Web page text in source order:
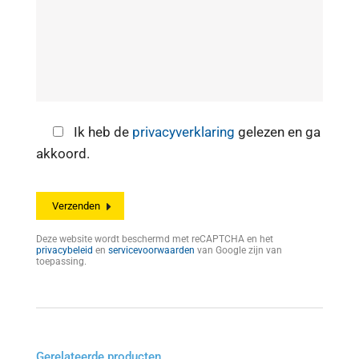
Ik heb de privacyverklaring gelezen en ga
akkoord.
Deze website wordt beschermd met reCAPTCHA en het
privacybeleid en servicevoorwaarden van Google zijn van
toepassing.